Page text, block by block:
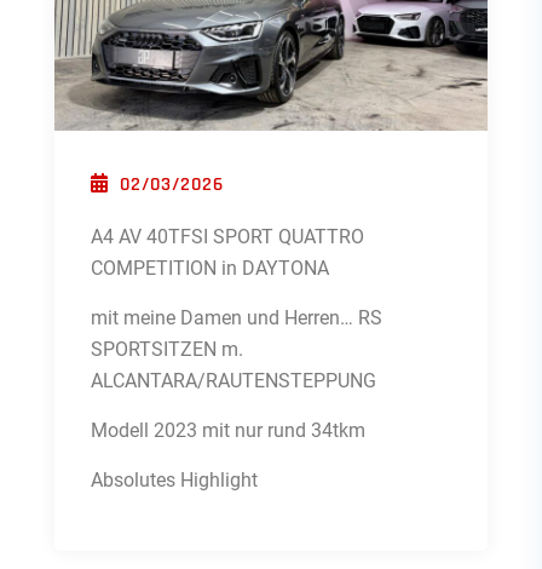
POSTED ON
02/03/2026
A4 AV 40TFSI SPORT QUATTRO
COMPETITION in DAYTONA
mit meine Damen und Herren… RS
SPORTSITZEN m.
ALCANTARA/RAUTENSTEPPUNG
Modell 2023 mit nur rund 34tkm
Absolutes Highlight